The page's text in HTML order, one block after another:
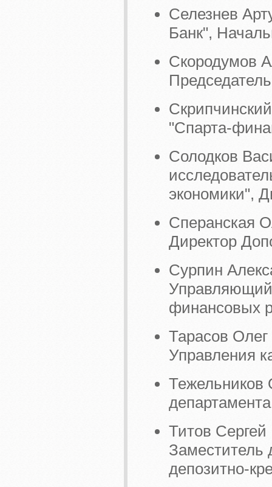
Селезнев
Банк",
Скородумов
"Спарта-
Солодков
экономики",
Сперанская
Директор
Сурпин
финансовых
Тарасов
Управления
Тежельников
Титов
Заместитель
депозитно-